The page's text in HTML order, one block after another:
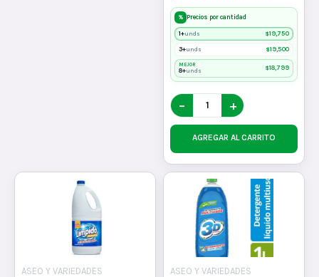
% Precios por cantidad
1+unds $19,750
3+unds $19,500
MEJOR
8+unds $18,799
− +
AGREGAR AL CARRITO
ASEO Y VARIEDADES
ASEO Y VARIEDADES